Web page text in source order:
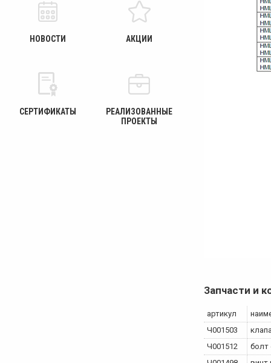
Запчасти и
артикул
Ч001503
Ч001512
болт
НОВОСТИ АКЦИИ
СЕРТИФИКАТЫ
РЕАЛИЗОВАННЫЕ
ПРОЕКТЫ